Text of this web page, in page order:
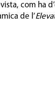
com ha
de l’